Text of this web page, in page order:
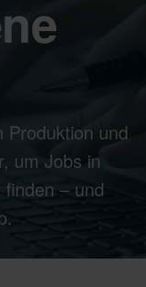
Produktion und
um Jobs in
– und